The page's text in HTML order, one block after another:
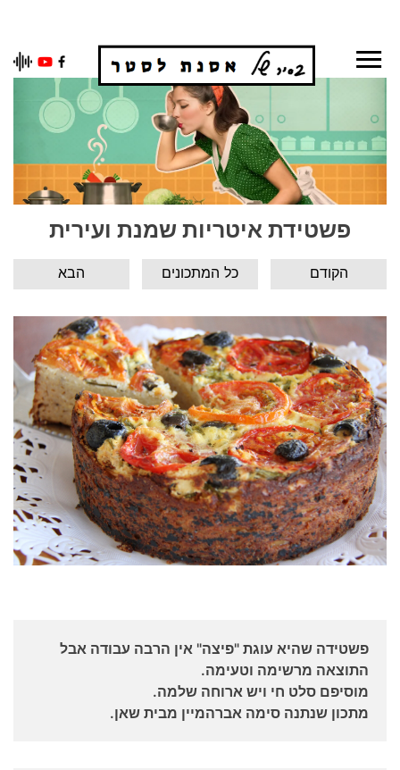
Skip
פשטידת איטריות שמנת ועירית
הבא כל המתכונים הקודם
פשטידה שהיא עוגת "פיצה" אין הרבה עבודה אבל
התוצאה מרשימה וטעימה.
מוסיפם סלט חי ויש ארוחה שלמה.
מתכון שנתנה סימה אברהמיין מבית שאן.